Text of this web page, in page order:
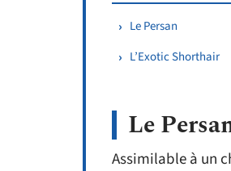
Le Persan
L’Exotic Shorthair
Le
Assimilable à un